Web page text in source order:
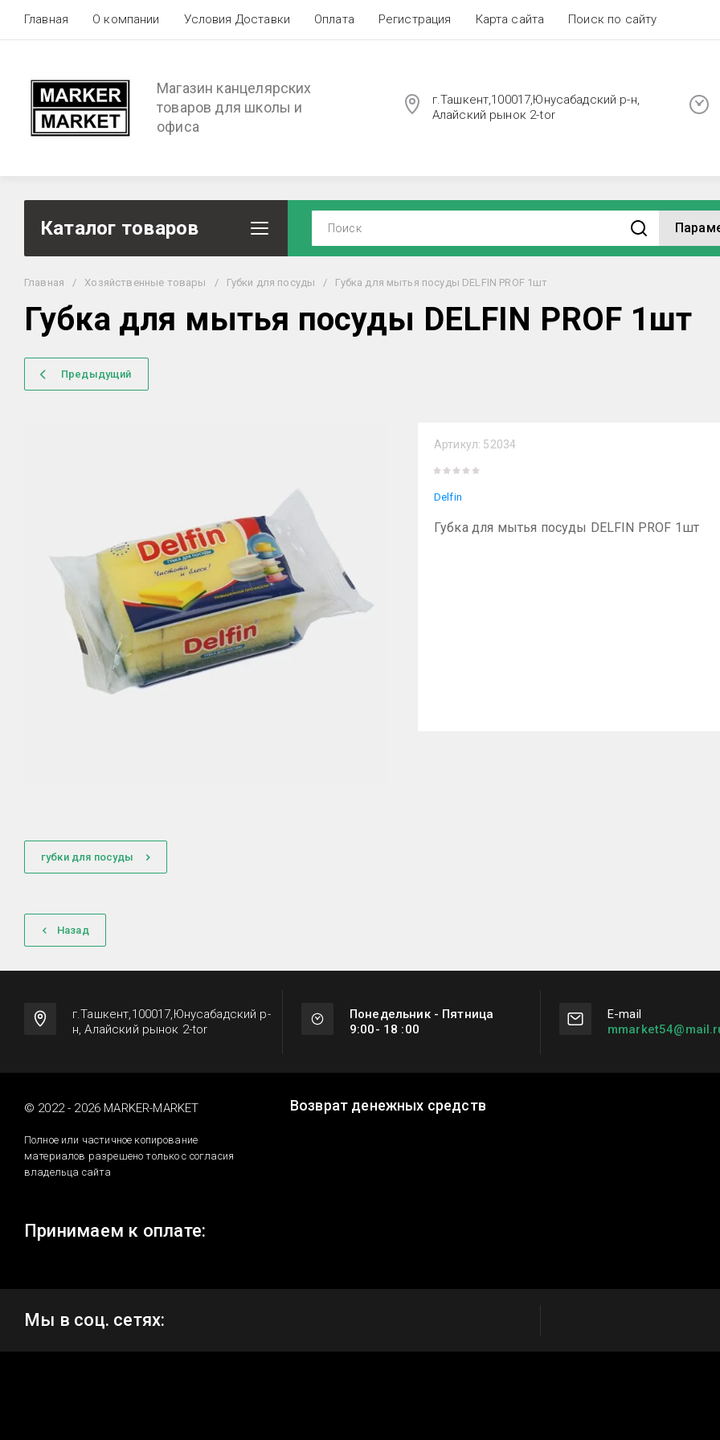
Главная О компании Условия Доставки Оплата Регистрация Карта сайта Поиск по сайту
Магазин канцелярских
товаров для школы и
офиса
г.Ташкент,100017,Юнусабадский р-н,
Алайский рынок 2-tor
Каталог товаров
Главная / Хозяйственные товары / Губки для посуды / Губка для мытья посуды DELFIN PROF 1шт
Губка для мытья посуды DELFIN PROF 1шт
Предыдущий
Артикул: 52034
Delfin
Губка для мытья посуды DELFIN PROF 1шт
губки для посуды
Назад
г.Ташкент,100017,Юнусабадский р-
н, Алайский рынок 2-tor
Понедельник - Пятница
9:00- 18 :00
Е-mail
© 2022 - 2026 MARKER-MARKET
Полное или частичное копирование
материалов разрешено только с согласия
владельца сайта
Возврат денежных средств
Принимаем к оплате:
Мы в соц. сетях: